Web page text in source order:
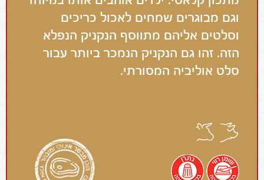
וגם מבוגרים שמחים לאכול כריכים
וסלטים אליהם מתווסף הנקניק הנפלא
הזה. זהו גם הנקניק הנמכר ביותר עבור
סלט אוליביה המסורתי.